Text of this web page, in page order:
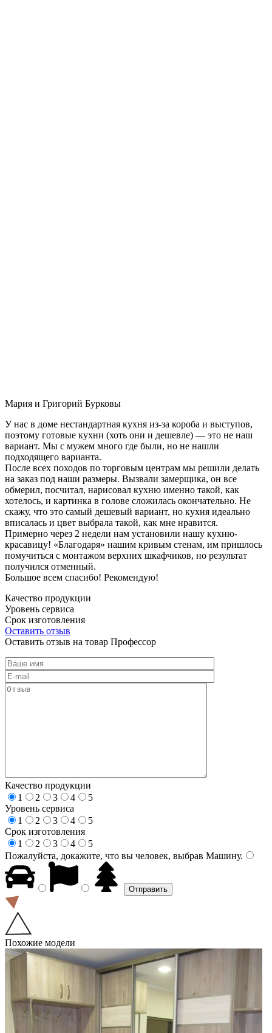
Мария и Григорий Бурковы
У нас в доме нестандартная кухня из-за короба и выступов,
поэтому готовые кухни (хоть они и дешевле) — это не наш
вариант. Мы с мужем много где были, но не нашли
подходящего варианта.
После всех походов по торговым центрам мы решили делать
на заказ под наши размеры. Вызвали замерщика, он все
обмерил, посчитал, нарисовал кухню именно такой, как
хотелось, и картинка в голове сложилась окончательно. Не
скажу, что это самый дешевый вариант, но кухня идеально
вписалась и цвет выбрала такой, как мне нравится.
Примерно через 2 недели нам установили нашу кухню-
красавицу! «Благодаря» нашим кривым стенам, им пришлось
помучиться с монтажом верхних шкафчиков, но результат
получился отменный.
Большое всем спасибо! Рекомендую!
Качество продукции
Уровень сервиса
Срок изготовления
Оставить отзыв
Оставить отзыв на товар Профессор
Качество продукции
1
2 3 4
5
Уровень сервиса
1
2 3 4
5
Срок изготовления
1
2 3 4
5
Пожалуйста, докажите, что вы человек, выбрав Машину.
Похожие модели